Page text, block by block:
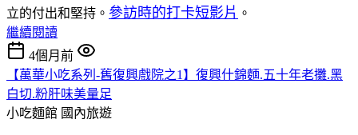
立的付出和堅持。 參訪時的打卡短影片 。
繼續閱讀
4個月前
【萬華小吃系列-舊復興戲院之1】復興什錦麵.五十年老攤.黑
白切.粉肝味美量足
小吃麵館 國內旅遊